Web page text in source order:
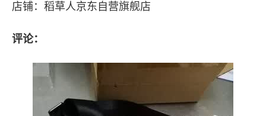
店铺：稻草人京东自营旗舰店
评论：